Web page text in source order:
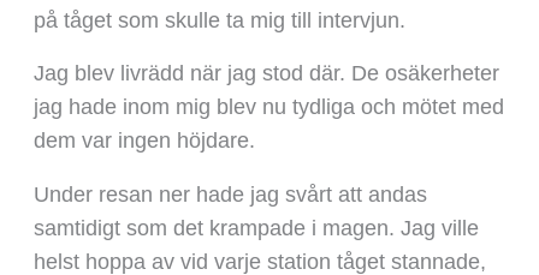
på tåget som skulle ta mig till intervjun.
Jag blev livrädd när jag stod där. De osäkerheter
jag hade inom mig blev nu tydliga och mötet med
dem var ingen höjdare.
Under resan ner hade jag svårt att andas
samtidigt som det krampade i magen. Jag ville
helst hoppa av vid varje station tåget stannade,